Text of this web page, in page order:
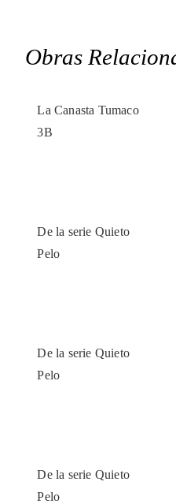
Obras
La Canasta Tumaco
3B
De la serie Quieto
Pelo
De la serie Quieto
Pelo
De la serie Quieto
Pelo